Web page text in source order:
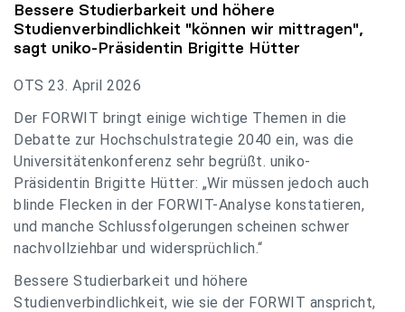
Bessere Studierbarkeit und höhere
Studienverbindlichkeit "können wir mittragen",
sagt uniko-Präsidentin Brigitte Hütter
OTS 23. April 2026
Der FORWIT bringt einige wichtige Themen in die
Debatte zur Hochschulstrategie 2040 ein, was die
Universitätenkonferenz sehr begrüßt. uniko-
Präsidentin Brigitte Hütter: „Wir müssen jedoch auch
blinde Flecken in der FORWIT-Analyse konstatieren,
und manche Schlussfolgerungen scheinen schwer
nachvollziehbar und widersprüchlich.“
Bessere Studierbarkeit und höhere
Studienverbindlichkeit, wie sie der FORWIT anspricht,